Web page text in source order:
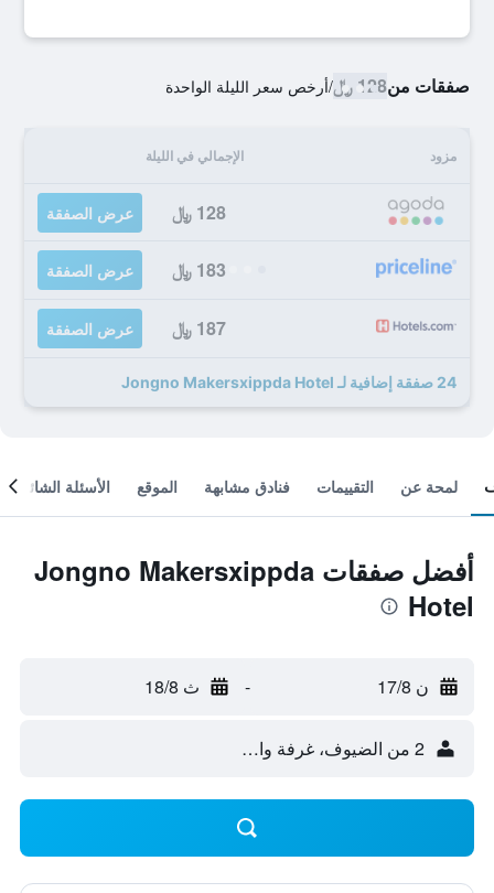
صفقات من128 ﷼ /أرخص سعر الليلة الواحدة
مزود الإجمالي في الليلة
128 ﷼ عرض الصفقة
183 ﷼ عرض الصفقة
187 ﷼ عرض الصفقة
24 صفقة إضافية لـ Jongno Makersxippda Hotel
لمحة عن التقييمات فنادق مشابهة الموقع الأسئلة الشائعة
أفضل صفقات Jongno Makersxippda
Hotel
ن 17/8 - ث 18/8
2 من الضيوف، غرفة واحدة